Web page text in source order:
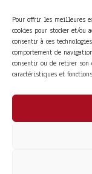
Pour offrir les meilleures
cookies pour stocker et/ou
consentir à ces
comportement de
consentir ou de retirer son
caractéristiques et